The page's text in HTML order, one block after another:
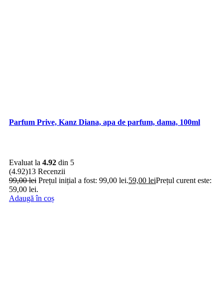
Parfum Prive, Kanz Diana, apa de parfum, dama, 100ml
Evaluat la 4.92 din 5
(4.92)13 Recenzii
99,00lei Prețul inițial a fost: 99,00 lei.59,00 leiPrețul curent este:
59,00 lei.
Adaugă în coș